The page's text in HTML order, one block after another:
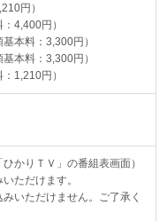
円）
：4,400円）
基本料：3,300円）
基本料：3,300円）
：1,210円）
かりＴＶ」の番組表画面）
ただけます。
いただけません。ご了承く